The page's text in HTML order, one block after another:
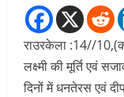
राउरकेला :14//
लक्ष्मी की मूर्ति एवं
दिनों में धनतेरस एवं